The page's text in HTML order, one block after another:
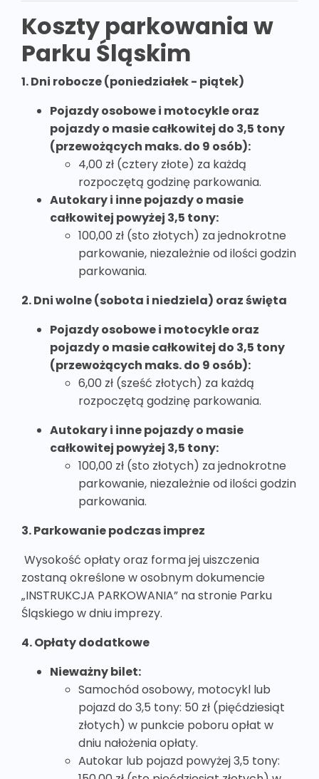
Koszty parkowania w
Parku Śląskim
1. Dni robocze (poniedziałek - piątek)
Pojazdy osobowe i motocykle oraz
pojazdy o masie całkowitej do 3,5 tony
(przewożących maks. do 9 osób):
4,00 zł (cztery złote) za każdą
rozpoczętą godzinę parkowania.
Autokary i inne pojazdy o masie
całkowitej powyżej 3,5 tony:
100,00 zł (sto złotych) za jednokrotne
parkowanie, niezależnie od ilości godzin
parkowania.
2. Dni wolne (sobota i niedziela) oraz święta
Pojazdy osobowe i motocykle oraz
pojazdy o masie całkowitej do 3,5 tony
(przewożących maks. do 9 osób):
6,00 zł (sześć złotych) za każdą
rozpoczętą godzinę parkowania.
Autokary i inne pojazdy o masie
całkowitej powyżej 3,5 tony:
100,00 zł (sto złotych) za jednokrotne
parkowanie, niezależnie od ilości godzin
parkowania.
3. Parkowanie podczas imprez
Wysokość opłaty oraz forma jej uiszczenia
zostaną określone w osobnym dokumencie
„INSTRUKCJA PARKOWANIA” na stronie Parku
Śląskiego w dniu imprezy.
4. Opłaty dodatkowe
Nieważny bilet:
Samochód osobowy, motocykl lub
pojazd do 3,5 tony: 50 zł (pięćdziesiąt
złotych) w punkcie poboru opłat w
dniu nałożenia opłaty.
Autokar lub pojazd powyżej 3,5 tony: